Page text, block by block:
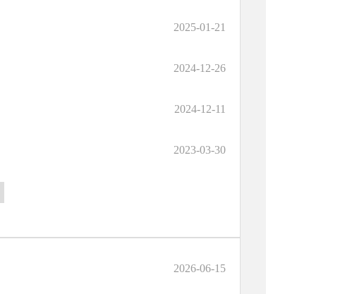
2025-01-21
2024-12-26
2024-12-11
2023-03-30
2026-06-15